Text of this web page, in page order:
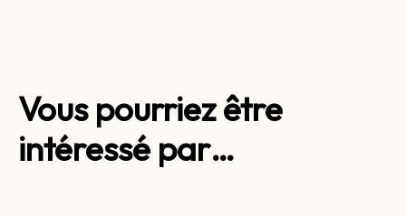
Vous pourriez être
intéressé par…